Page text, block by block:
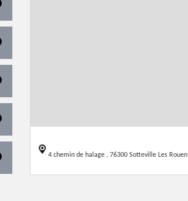
4 chemin de halage , 76300 Sotteville Les Rouen